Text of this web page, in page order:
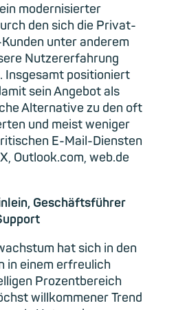
modernisierter
den sich die Privat-
unter anderem
Nutzererfahrung
Insgesamt positioniert
sein Angebot als
Alternative zu den oft
und meist weniger
E-Mail-Diensten
Outlook.com, web.de
Geschäftsführer
hat sich in den
in einem erfreulich
Prozentbereich
willkommener Trend